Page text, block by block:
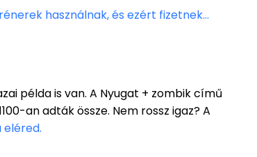
használnak, és ezért fizetnek…
példa is van. A Nyugat + zombik című
an adták össze. Nem rossz igaz? A